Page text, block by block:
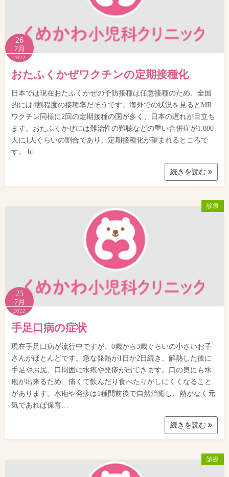
26
7月
2022
おたふくかぜワクチンの定期接種化
日本では現在おたふくかぜの予防接種は任意接種のため、全国
的には4割程度の接種率だそうです。海外での状況を見るとMR
ワクチン同様に2回の定期接種の国が多く、日本の遅れが目立ち
ます。おたふくかぜには難治性の難聴などの重い合併症が1.000
人に1人ぐらいの割合であり、定期接種化が望まれるところで
す。 ht…
続きを読む
診療
25
7月
2022
手足口病の症状
現在手足口病が流行中ですが、0歳から3歳ぐらいの小さいお子
さんがほとんどです。急な発熱が1日か2日続き、解熱した後に
手足やお尻、口周囲に水疱や発疹が出てきます。口の奥にも水
疱が出来るため、痛くて飲んだり食べたりがしにくくなること
があります。水疱や発疹は1種間前後で自然治癒し、熱がなく元
気であれば保育…
続きを読む
診療